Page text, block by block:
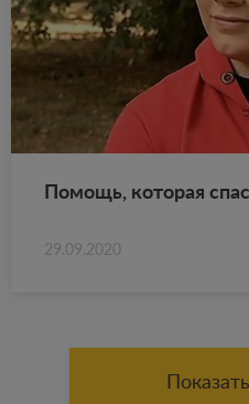
По­мощь, ко­то­рая
29.09.2020